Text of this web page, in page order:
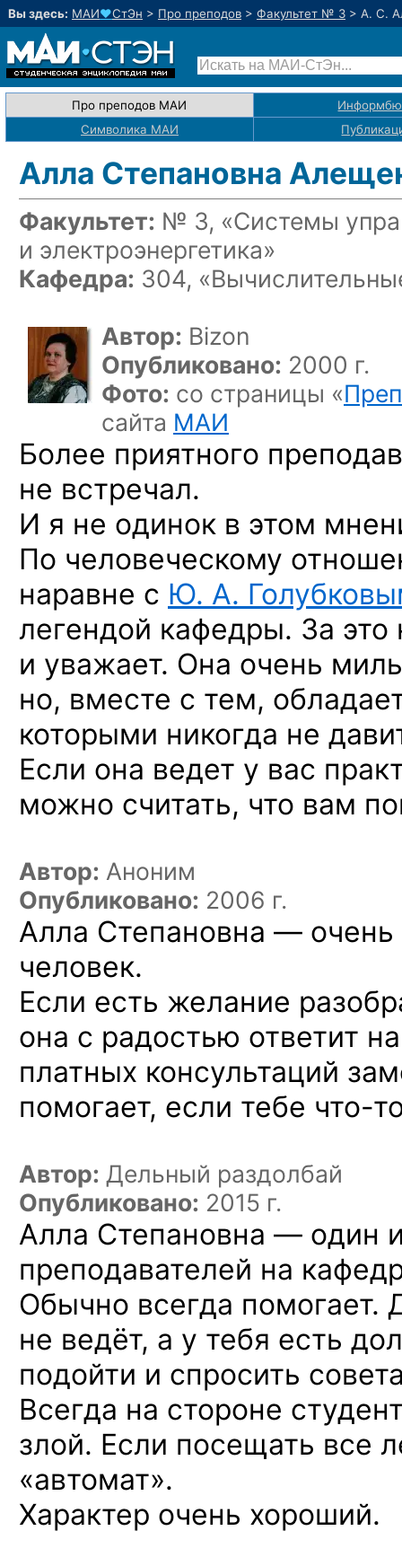
Вы здесь: МАИ♥СтЭн > Про преподов > Факультет № 3 > А. С.
Про преподов МАИ
Символика МАИ
Алла Степановна
Факультет: № 3, «Системы
и электроэнергетика»
Кафедра: 304,
Автор: Bizon
Опубликовано: 2000 г.
Фото: со страницы «
сайта МАИ
Более приятного
не встречал.
И я не одинок в этом
По человеческому
наравне с Ю. А.
легендой кафедры. За
и уважает. Она очень
но, вместе с тем,
которыми никогда не
Если она ведет у вас
можно считать, что вам
Автор: Аноним
Опубликовано: 2006 г.
Алла Степановна —
человек.
Если есть желание
она с радостью ответит
платных консультаций
помогает, если тебе что-
Автор: Дельный раздолбай
Опубликовано: 2015 г.
Алла Степановна — один
преподавателей на
Обычно всегда помогает.
не ведёт, а у тебя есть
подойти и спросить
Всегда на стороне
злой. Если посещать все
«автомат».
Характер очень хороший.